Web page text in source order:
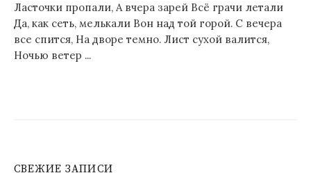
Ласточки пропали, А вчера зарей Всё грачи летали
Да, как сеть, мелькали Вон над той горой. С вечера
все спится, На дворе темно. Лист сухой валится,
Ночью ветер ...
СВЕЖИЕ ЗАПИСИ